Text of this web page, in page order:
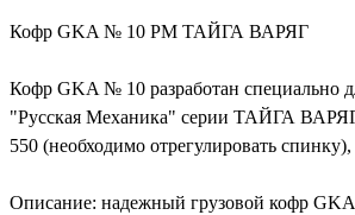
Кофр GKA № 10 РМ ТАЙГА ВАРЯГ
Кофр GKA № 10 разработан специально
"Русская Механика" серии ТАЙГА
550 (необходимо отрегулировать
Описание: надежный грузовой кофр